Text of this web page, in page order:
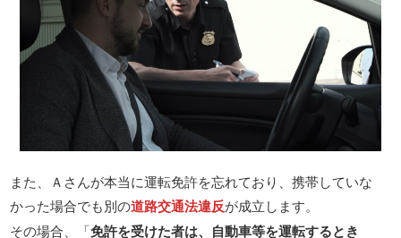
また、Ａさんが本当に運転免許を忘れており、携帯していな
かった場合でも別の道路交通法違反が成立します。
その場合、「免許を受けた者は、自動車等を運転するとき